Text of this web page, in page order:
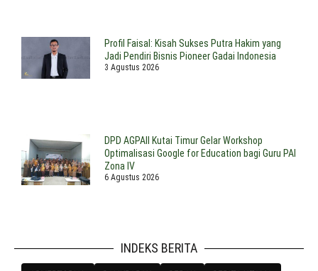
Profil Faisal: Kisah Sukses Putra Hakim yang
Jadi Pendiri Bisnis Pioneer Gadai Indonesia
3 Agustus 2026
DPD AGPAII Kutai Timur Gelar Workshop
Optimalisasi Google for Education bagi Guru PAI
Zona IV
6 Agustus 2026
INDEKS BERITA